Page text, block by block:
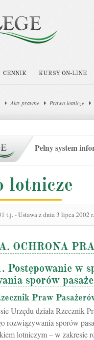
CENNIK KURSY ON-LINE
Akty prawne Prawo lotnicze
Pełny system
lotnicze
t.j.-Ustawa z dnia 3 lipca 2002
OCHRONA
Postępowanie w
sporów
Praw
Urzędu działa Rzecznik
rozwiązywania sporów
lotniczym – w zakresie